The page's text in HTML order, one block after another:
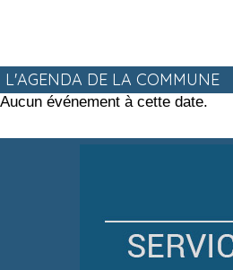
L'AGENDA DE LA COMMUNE
Aucun événement à cette date.